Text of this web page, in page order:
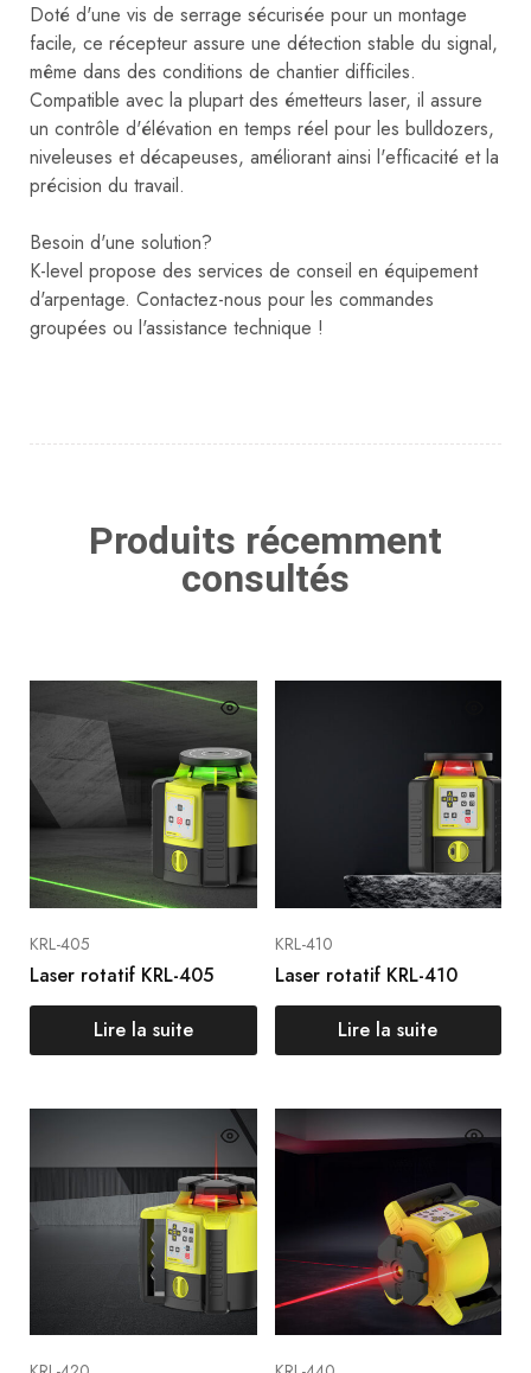
Doté d'une vis de serrage sécurisée pour un montage
facile, ce récepteur assure une détection stable du signal,
même dans des conditions de chantier difficiles.
Compatible avec la plupart des émetteurs laser, il assure
un contrôle d'élévation en temps réel pour les bulldozers,
niveleuses et décapeuses, améliorant ainsi l'efficacité et la
précision du travail.
Besoin d'une solution?
K-level propose des services de conseil en équipement
d'arpentage. Contactez-nous pour les commandes
groupées ou l'assistance technique !
Produits récemment
consultés
KRL-405
Laser rotatif KRL-405
Lire la suite
KRL-410
Laser rotatif KRL-410
Lire la suite